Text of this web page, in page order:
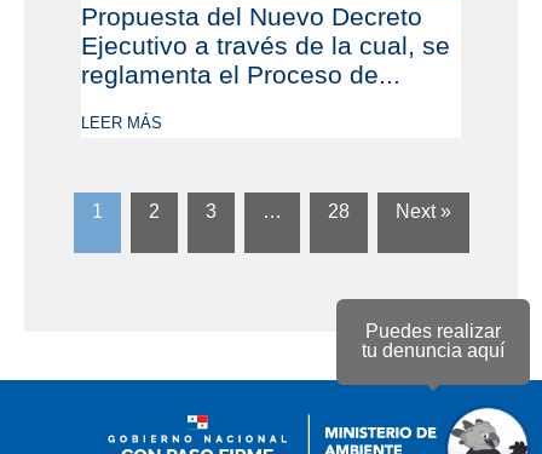
Puedes realizar
tu denuncia aquí
Propuesta del Nuevo Decreto
Ejecutivo a través de la cual, se
reglamenta el Proceso de...
LEER MÁS
1 2 3 … 28 Next »